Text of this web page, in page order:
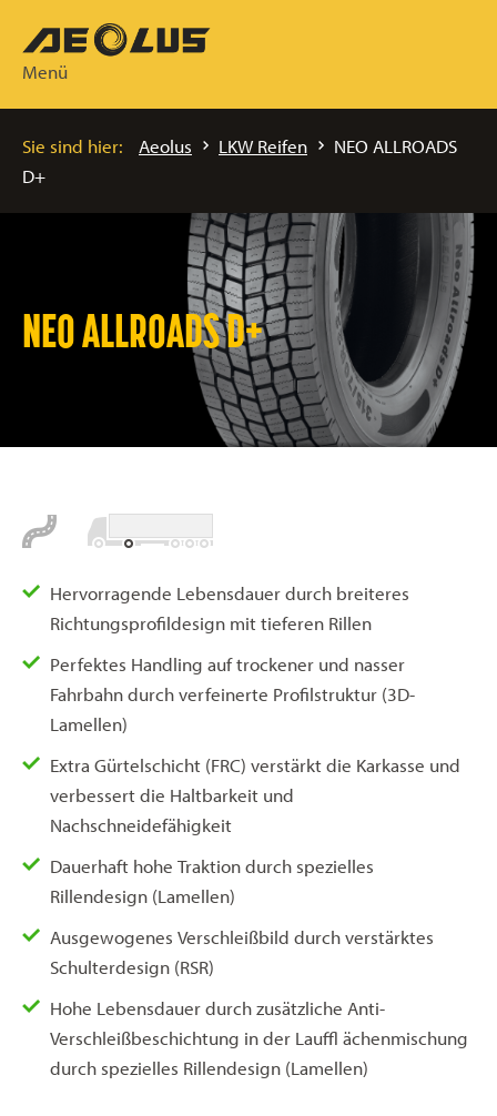
Menü
Sie sind hier: Aeolus LKW Reifen
NEO ALLROADS
D+
NEO ALLROADS D+
Hervorragende Lebensdauer durch breiteres
Richtungsprofildesign mit tieferen Rillen
Perfektes Handling auf trockener und nasser
Fahrbahn durch verfeinerte Profilstruktur (3D-
Lamellen)
Extra Gürtelschicht (FRC) verstärkt die Karkasse und
verbessert die Haltbarkeit und
Nachschneidefähigkeit
Dauerhaft hohe Traktion durch spezielles
Rillendesign (Lamellen)
Ausgewogenes Verschleißbild durch verstärktes
Schulterdesign (RSR)
Hohe Lebensdauer durch zusätzliche Anti-
Verschleißbeschichtung in der Lauffl ächenmischung
durch spezielles Rillendesign (Lamellen)